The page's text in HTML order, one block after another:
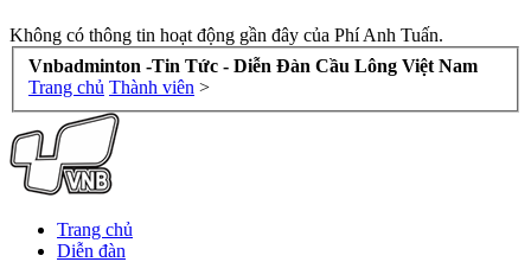
Không có thông tin hoạt động gần đây của Phí Anh Tuấn.
Vnbadminton -Tin Tức - Diễn Đàn Cầu Lông Việt Nam
Trang chủ Thành viên >
Trang chủ
Diễn đàn